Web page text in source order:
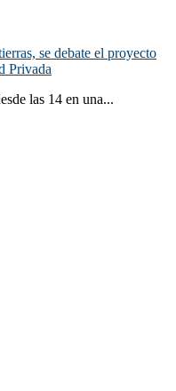
se debate el proyecto
Privada
las 14 en una...